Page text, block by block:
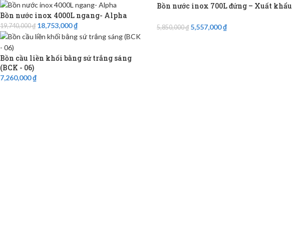
Bồn nước inox 4000L ngang- Alpha
19,740,000₫ 18,753,000₫
Bồn cầu liền khối bằng sứ trắng sáng
(BCK - 06)
7,260,000₫
Bồn nước inox 700L đứng – Xuất khẩu
5,850,000₫ 5,557,000₫